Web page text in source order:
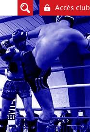
Accès club